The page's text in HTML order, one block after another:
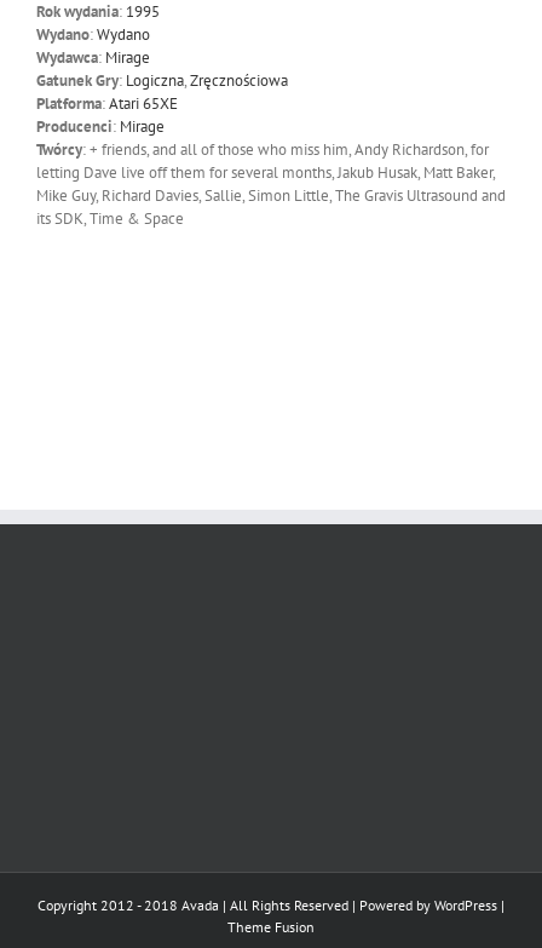
Rok wydania: 1995
Wydano:Wydano
Wydawca: Mirage
Gatunek Gry: Logiczna,Zręcznościowa
Platforma:Atari 65XE
Producenci: Mirage
Twórcy: + friends, and all of those who miss him, Andy Richardson, for
letting Dave live off them for several months, Jakub Husak, Matt Baker,
Mike Guy, Richard Davies, Sallie, Simon Little, The Gravis Ultrasound and
its SDK, Time & Space
Copyright 2012 - 2018 Avada | All Rights Reserved | Powered by WordPress |
Theme Fusion